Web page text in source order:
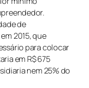
de
2015, que
para colocar
em R$ 675
nem 25% do